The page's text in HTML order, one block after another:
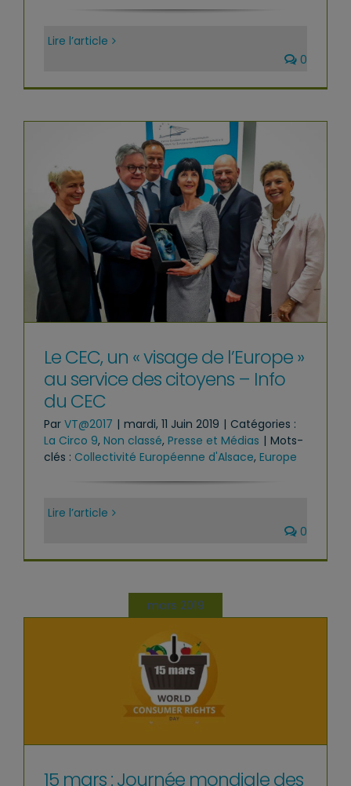
Lire l’article
0
Le CEC, un « visage de l’Europe »
au service des citoyens – Info
du CEC
Par VT@2017 | mardi, 11 Juin 2019 | Catégories :
La Circo 9, Non classé, Presse et Médias | Mots-
clés : Collectivité Européenne d'Alsace, Europe
Lire l’article
0
mars 2019
15 mars : Journée mondiale des